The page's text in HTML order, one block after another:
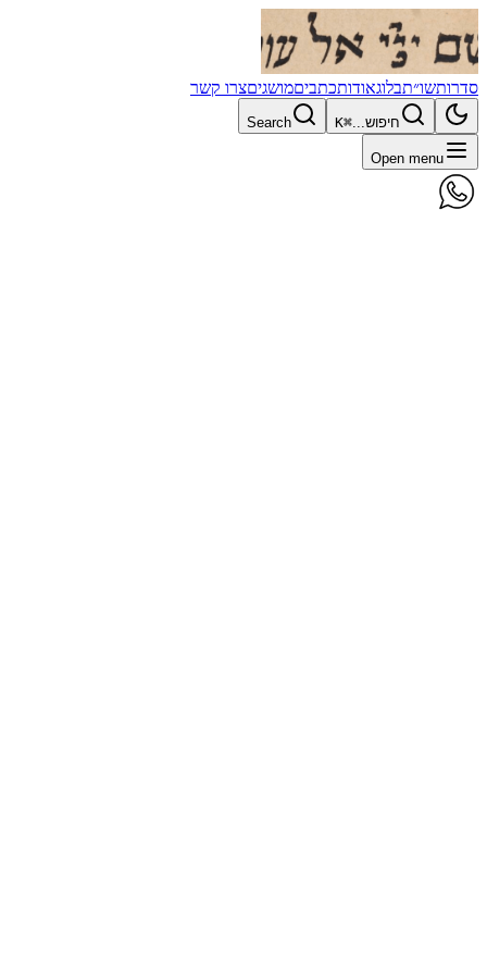
סדרותשו״תבלוגאודותכתביםמושגיםצרו קשר
חיפוש...⌘K
Search
Open menu